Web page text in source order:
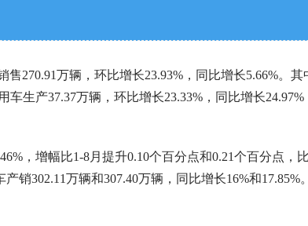
270.91万辆，环比增长23.93%，同比增长5.66%。
生产37.37万辆，环比增长23.33%，同比增长
，增幅比1-8月提升0.10个百分点和0.21个百分点，
销302.11万辆和307.40万辆，同比增长16%和17.85%